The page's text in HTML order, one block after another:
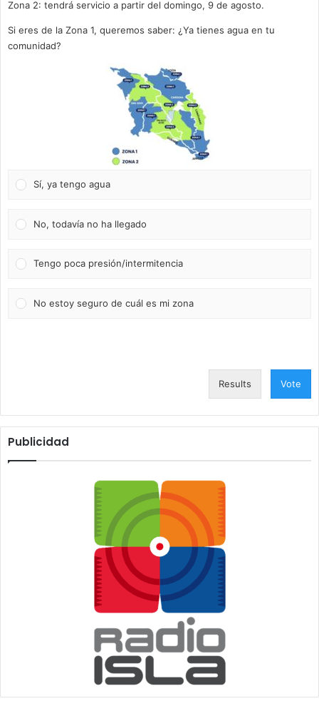
Zona 2: tendrá servicio a partir del domingo, 9 de agosto.
Si eres de la Zona 1, queremos saber: ¿Ya tienes agua en tu
comunidad?
Sí, ya tengo agua
No, todavía no ha llegado
Tengo poca presión/intermitencia
No estoy seguro de cuál es mi zona
Results Vote
Publicidad